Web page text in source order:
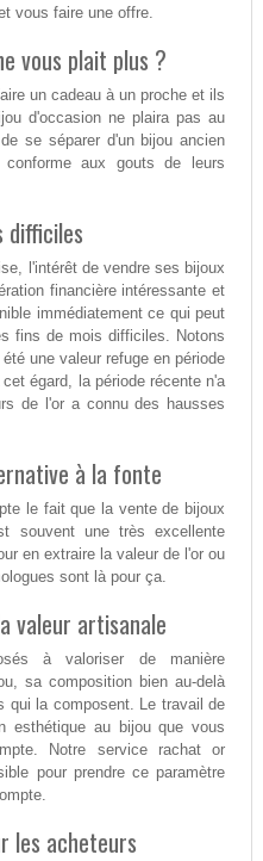
vous faire une offre.
vous plait plus ?
un cadeau à un proche et ils
d'occasion ne plaira pas au
se séparer d'un bijou ancien
aux gouts de leurs
difficiles
l'intérêt de vendre ses bijoux
financière intéressante et
immédiatement ce qui peut
fins de mois difficiles. Notons
une valeur refuge en période
égard, la période récente n'a
de l'or a connu des hausses
à la fonte
le fait que la vente de bijoux
souvent une très excellente
en extraire la valeur de l'or ou
sont là pour ça.
valeur artisanale
à valoriser de manière
sa composition bien au-delà
qui la composent. Le travail de
esthétique au bijou que vous
Notre service rachat or
pour prendre ce paramètre
les acheteurs